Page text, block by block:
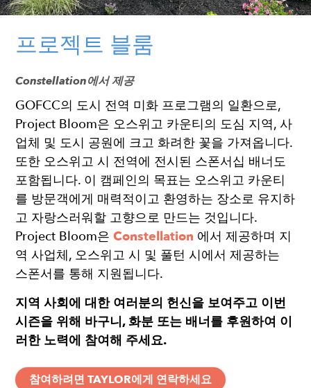
프로젝트 블룸
Constellation에서 제공
GOFCC의 도시 전역 미화 프로그램의 일환으로,
Project Bloom은 오스위고 카운티의 도심 지역, 사
업체 및 도시 공원에 크고 화려한 꽃을 가져옵니다.
또한 오스위고 시 전역에 전시된 스폰서십 배너도
포함됩니다. 이 캠페인의 목표는 오스위고 카운티
를 방문객에게 매력적이고 환영하는 장소로 유지하
고 자랑스러워할 고향으로 만드는 것입니다.
Project Bloom은Constellation 에서 제공하며 지
역 사업체, 오스위고 시 및 풀턴 시에서 제공하는
스폰서를 통해 지원됩니다.
지역 사회에 대한 여러분의 헌신을 보여주고 이번
시즌을 위해 바구니, 화분 또는 배너를 후원하여 이
러한 노력에 참여해 주세요.
참여하려면 TAYLOR에게 연락하세요